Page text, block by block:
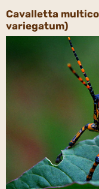
Cavalletta
variegatum)